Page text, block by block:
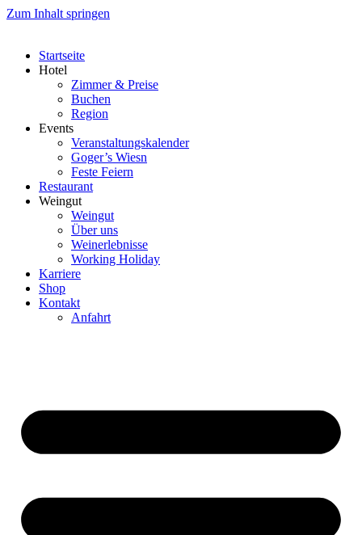
Zum Inhalt springen
Startseite
Hotel
Zimmer & Preise
Buchen
Region
Events
Veranstaltungskalender
Goger’s Wiesn
Feste Feiern
Restaurant
Weingut
Weingut
Über uns
Weinerlebnisse
Working Holiday
Karriere
Shop
Kontakt
Anfahrt